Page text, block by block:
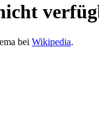
bei Wikipedia.